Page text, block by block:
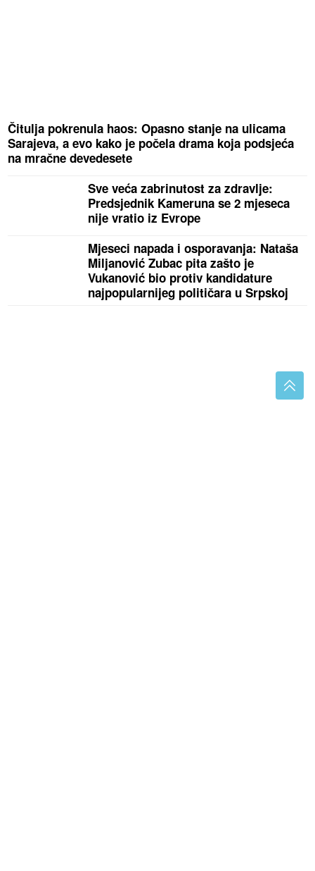
Čitulja pokrenula haos: Opasno stanje na ulicama
Sarajeva, a evo kako je počela drama koja podsjeća
na mračne devedesete
Sve veća zabrinutost za zdravlje:
Predsjednik Kameruna se 2 mjeseca
nije vratio iz Evrope
Mjeseci napada i osporavanja: Nataša
Miljanović Zubac pita zašto je
Vukanović bio protiv kandidature
najpopularnijeg političara u Srpskoj